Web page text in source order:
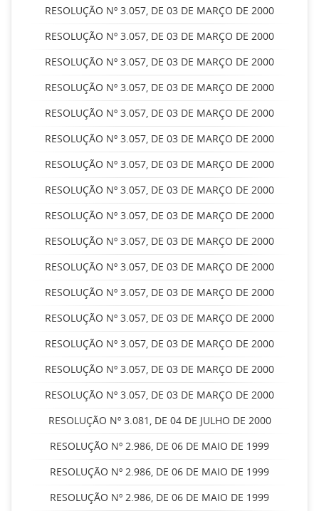
RESOLUÇÃO Nº 3.057, DE 03 DE MARÇO DE 2000
RESOLUÇÃO Nº 3.057, DE 03 DE MARÇO DE 2000
RESOLUÇÃO Nº 3.057, DE 03 DE MARÇO DE 2000
RESOLUÇÃO Nº 3.057, DE 03 DE MARÇO DE 2000
RESOLUÇÃO Nº 3.057, DE 03 DE MARÇO DE 2000
RESOLUÇÃO Nº 3.057, DE 03 DE MARÇO DE 2000
RESOLUÇÃO Nº 3.057, DE 03 DE MARÇO DE 2000
RESOLUÇÃO Nº 3.057, DE 03 DE MARÇO DE 2000
RESOLUÇÃO Nº 3.057, DE 03 DE MARÇO DE 2000
RESOLUÇÃO Nº 3.057, DE 03 DE MARÇO DE 2000
RESOLUÇÃO Nº 3.057, DE 03 DE MARÇO DE 2000
RESOLUÇÃO Nº 3.057, DE 03 DE MARÇO DE 2000
RESOLUÇÃO Nº 3.057, DE 03 DE MARÇO DE 2000
RESOLUÇÃO Nº 3.057, DE 03 DE MARÇO DE 2000
RESOLUÇÃO Nº 3.057, DE 03 DE MARÇO DE 2000
RESOLUÇÃO Nº 3.057, DE 03 DE MARÇO DE 2000
RESOLUÇÃO Nº 3.081, DE 04 DE JULHO DE 2000
RESOLUÇÃO Nº 2.986, DE 06 DE MAIO DE 1999
RESOLUÇÃO Nº 2.986, DE 06 DE MAIO DE 1999
RESOLUÇÃO Nº 2.986, DE 06 DE MAIO DE 1999